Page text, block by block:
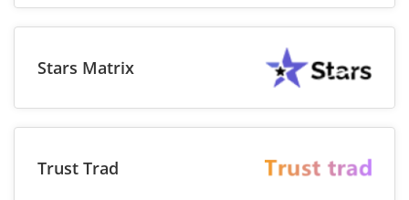
Stars Matrix
Trust Trad